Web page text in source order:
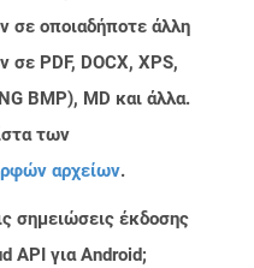
σε οποιαδήποτε άλλη
σε PDF, DOCX, XPS,
BMP), MD και άλλα.
των
αρχείων.
σημειώσεις έκδοσης
API για Android;